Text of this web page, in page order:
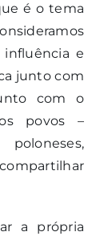
é o tema
influência e
junto com
com o
povos –
a própria